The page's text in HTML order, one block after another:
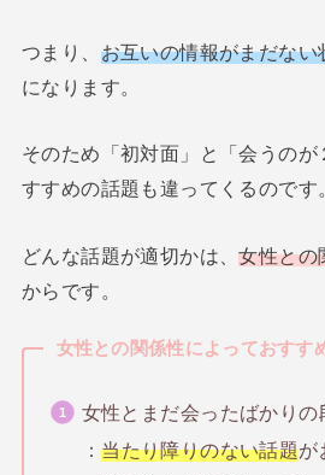
つまり、 お互いの情報がまだない
になります。
そのため「初対面」と「会うの
すすめの話題も違ってくるのです
どんな話題が適切かは、女性との
からです。
女性との関係性によっておすす
女性とまだ会ったばかりの
：当たり障りのない話題が